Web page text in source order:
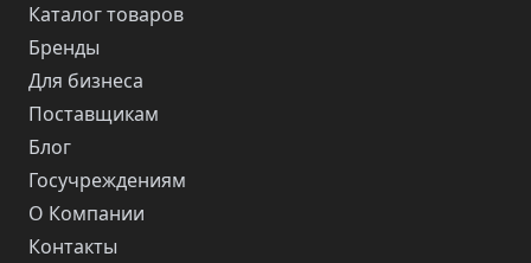
Каталог товаров
Бренды
Для бизнеса
Поставщикам
Блог
Госучреждениям
О Компании
Контакты